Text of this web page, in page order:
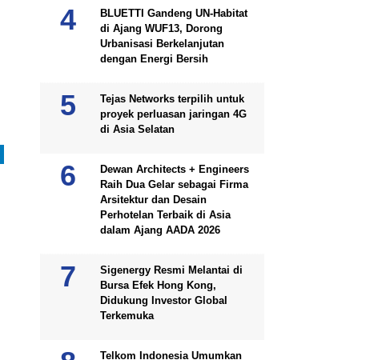
BLUETTI Gandeng UN-Habitat
di Ajang WUF13, Dorong
Urbanisasi Berkelanjutan
dengan Energi Bersih
Tejas Networks terpilih untuk
proyek perluasan jaringan 4G
di Asia Selatan
Dewan Architects + Engineers
Raih Dua Gelar sebagai Firma
Arsitektur dan Desain
Perhotelan Terbaik di Asia
dalam Ajang AADA 2026
Sigenergy Resmi Melantai di
Bursa Efek Hong Kong,
Didukung Investor Global
Terkemuka
Telkom Indonesia Umumkan